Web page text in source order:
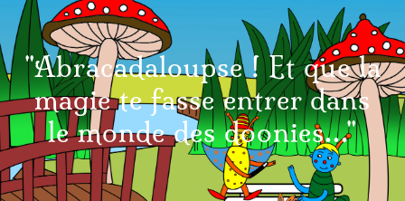
"Abracadaloupse ! Et que la
magie te fasse entrer dans
le monde des doonies..."